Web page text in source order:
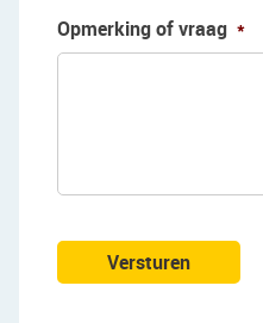
Opmerking of vraag *
Versturen